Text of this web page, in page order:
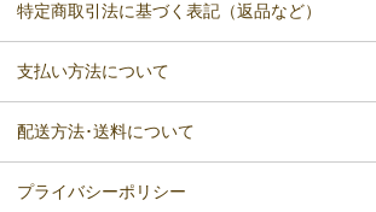
特定商取引法に基づく表記（返品など）
支払い方法について
配送方法･送料について
プライバシーポリシー